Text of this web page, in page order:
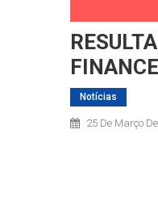
Notícias
25 De Março